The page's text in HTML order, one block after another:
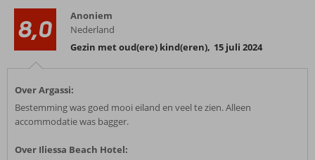
8,0
Anoniem
Nederland
Gezin met oud(ere) kind(eren), 15 juli 2024
Over Argassi:
Bestemming was goed mooi eiland en veel te zien. Alleen
accommodatie was bagger.
Over Iliessa Beach Hotel: